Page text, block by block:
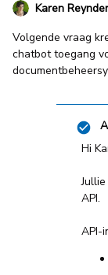
Karen
Volgende vraag
chatbot toegang
Hi
API.
API-